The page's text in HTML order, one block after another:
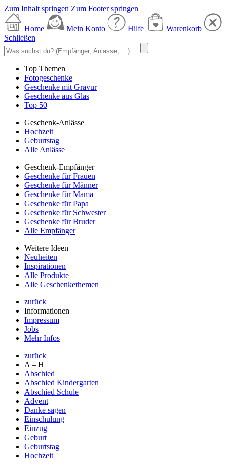
Zum Inhalt springen Zum Footer springen
Home Mein Konto Hilfe
Warenkorb
Schließen
Top Themen
Fotogeschenke
Geschenke mit Gravur
Geschenke aus Glas
Top 50
Geschenk-Anlässe
Hochzeit
Geburtstag
Alle Anlässe
Geschenk-Empfänger
Geschenke für Frauen
Geschenke für Männer
Geschenke für Mama
Geschenke für Papa
Geschenke für Schwester
Geschenke für Bruder
Alle Empfänger
Weitere Ideen
Neuheiten
Inspirationen
Alle Produkte
Alle Geschenkethemen
zurück
Informationen
Impressum
Jobs
Mehr Infos
zurück
A – H
Abschied
Abschied Kindergarten
Abschied Schule
Advent
Danke sagen
Einschulung
Einzug
Geburt
Geburtstag
Hochzeit